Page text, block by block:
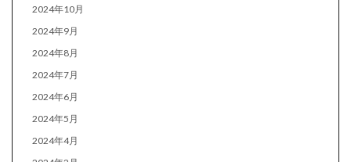
2024年10月
2024年9月
2024年8月
2024年7月
2024年6月
2024年5月
2024年4月